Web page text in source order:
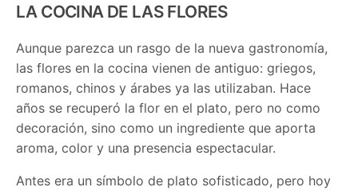
LA COCINA DE LAS FLORES
Aunque parezca un rasgo de la nueva gastronomía,
las flores en la cocina vienen de antiguo: griegos,
romanos, chinos y árabes ya las utilizaban. Hace
años se recuperó la flor en el plato, pero no como
decoración, sino como un ingrediente que aporta
aroma, color y una presencia espectacular.
Antes era un símbolo de plato sofisticado, pero hoy